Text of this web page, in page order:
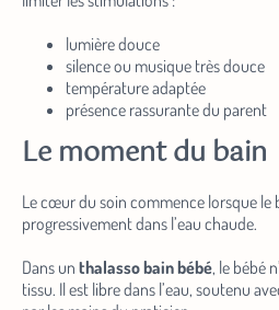
lumière douce
silence ou musique très douce
température adaptée
présence rassurante du parent
Le moment du bain
progressivement dans l’eau chaude.
Dans unthalasso bain bébé, le bébé
tissu. Il est libre dans l’eau, soutenu
par les mains du praticien.